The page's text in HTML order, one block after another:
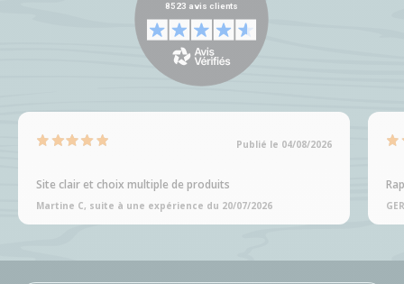
Publié le 04/08/2026
Site clair et choix multiple de produits
Martine C, suite à une expérience du 20/07/2026